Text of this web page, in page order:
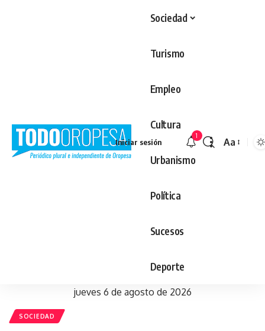
Sociedad
Turismo
Empleo
Cultura
Urbanismo
Política
Sucesos
Deporte
Iniciar sesión
1
Aa
jueves 6 de agosto de 2026
SOCIEDAD